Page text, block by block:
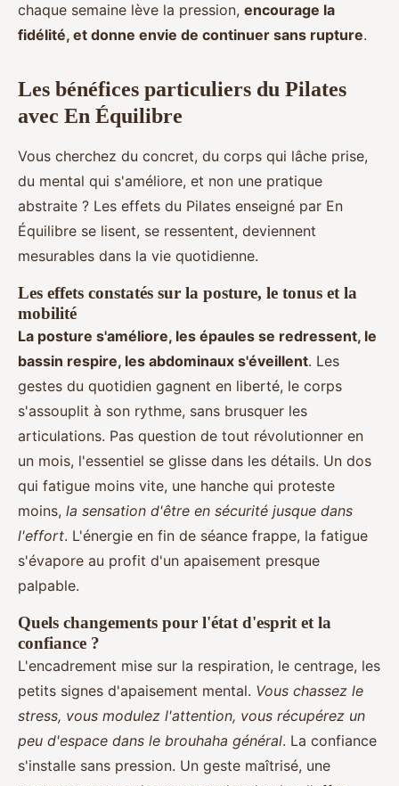
chaque semaine lève la pression, encourage la
fidélité, et donne envie de continuer sans rupture.
Les bénéfices particuliers du Pilates
avec En Équilibre
Vous cherchez du concret, du corps qui lâche prise,
du mental qui s'améliore, et non une pratique
abstraite ? Les effets du Pilates enseigné par En
Équilibre se lisent, se ressentent, deviennent
mesurables dans la vie quotidienne.
Les effets constatés sur la posture, le tonus et la
mobilité
La posture s'améliore, les épaules se redressent, le
bassin respire, les abdominaux s'éveillent. Les
gestes du quotidien gagnent en liberté, le corps
s'assouplit à son rythme, sans brusquer les
articulations. Pas question de tout révolutionner en
un mois, l'essentiel se glisse dans les détails. Un dos
qui fatigue moins vite, une hanche qui proteste
moins, la sensation d'être en sécurité jusque dans
l'effort. L'énergie en fin de séance frappe, la fatigue
s'évapore au profit d'un apaisement presque
palpable.
Quels changements pour l'état d'esprit et la
confiance ?
L'encadrement mise sur la respiration, le centrage, les
petits signes d'apaisement mental. Vous chassez le
stress, vous modulez l'attention, vous récupérez un
peu d'espace dans le brouhaha général. La confiance
s'installe sans pression. Un geste maîtrisé, une